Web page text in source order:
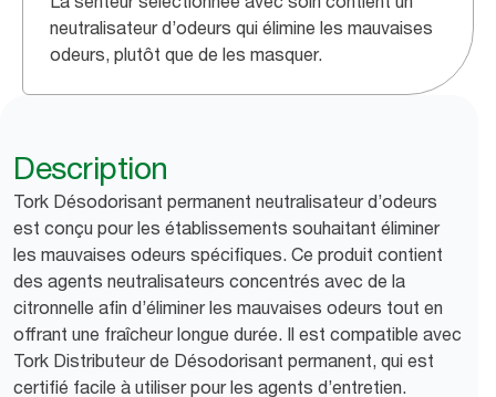
neutralisateur d’odeurs qui élimine les mauvaises
odeurs, plutôt que de les masquer.
Description
Tork Désodorisant permanent neutralisateur d’odeurs
est conçu pour les établissements souhaitant éliminer
les mauvaises odeurs spécifiques. Ce produit contient
des agents neutralisateurs concentrés avec de la
citronnelle afin d’éliminer les mauvaises odeurs tout en
offrant une fraîcheur longue durée. Il est compatible avec
Tork Distributeur de Désodorisant permanent, qui est
certifié facile à utiliser pour les agents d’entretien.